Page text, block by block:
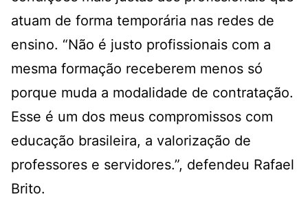
atuam de forma temporária nas redes de
ensino. “Não é justo profissionais com a
mesma formação receberem menos só
porque muda a modalidade de contratação.
Esse é um dos meus compromissos com
educação brasileira, a valorização de
professores e servidores.”, defendeu Rafael
Brito.